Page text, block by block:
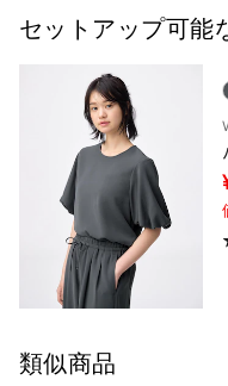
セットアップ可能
類似商品